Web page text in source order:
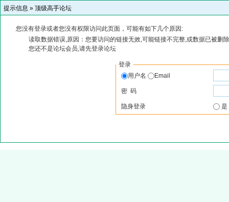
提示信息 » 顶级高手论坛
您没有登录或者您没有权限访问此页面，可能有如下几个原因:
读取数据错误,原因：您要访问的链接无效,可能链接不完整,或数据已被删
您还不是论坛会员,请先登录论坛
登录
用户名
Email
密 码
隐身登录